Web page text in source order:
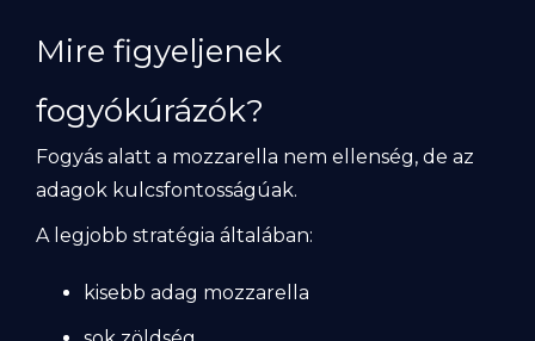
Mire figyeljenek
fogyókúrázók?
Fogyás alatt a mozzarella nem ellenség, de az
adagok kulcsfontosságúak.
A legjobb stratégia általában:
kisebb adag mozzarella